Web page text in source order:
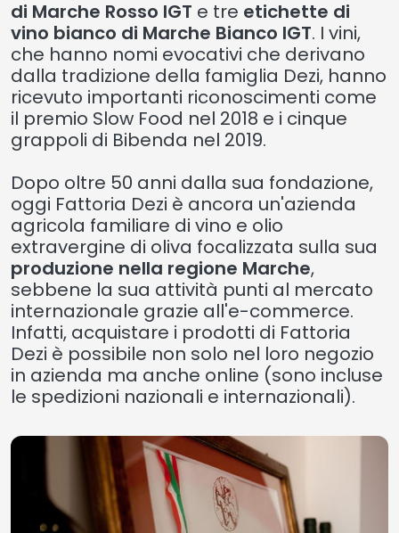
di Marche Rosso IGT e tre etichette di
vino bianco di Marche Bianco IGT. I vini,
che hanno nomi evocativi che derivano
dalla tradizione della famiglia Dezi, hanno
ricevuto importanti riconoscimenti come
il premio Slow Food nel 2018 e i cinque
grappoli di Bibenda nel 2019.
Dopo oltre 50 anni dalla sua fondazione,
oggi Fattoria Dezi è ancora un'azienda
agricola familiare di vino e olio
extravergine di oliva focalizzata sulla sua
produzione nella regione Marche,
sebbene la sua attività punti al mercato
internazionale grazie all'e-commerce.
Infatti, acquistare i prodotti di Fattoria
Dezi è possibile non solo nel loro negozio
in azienda ma anche online (sono incluse
le spedizioni nazionali e internazionali).